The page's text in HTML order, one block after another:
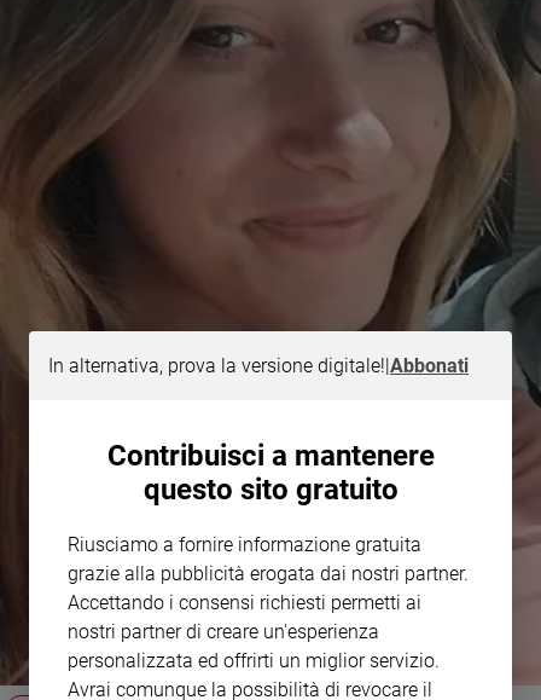
In alternativa, prova la versione digitale!|Abbonati
Contribuisci a mantenere
questo sito gratuito
Riusciamo a fornire informazione gratuita
grazie alla pubblicità erogata dai nostri partner.
Accettando i consensi richiesti permetti ai
nostri partner di creare un'esperienza
personalizzata ed offrirti un miglior servizio.
Avrai comunque la possibilità di revocare il